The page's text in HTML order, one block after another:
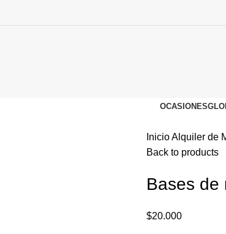
OCASIONES
InicioAlquiler de
Back to products
Bases de
$20.000